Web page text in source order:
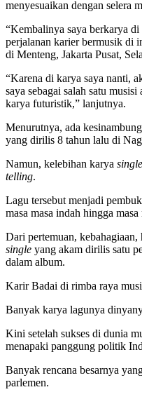
menyesuaikan dengan selera
“Kembalinya saya berkarya
perjalanan karier bermusik di
di Menteng, Jakarta Pusat,
“Karena di karya saya nanti,
saya sebagai salah satu
karya futuristik,” lanjutnya.
Menurutnya, ada
yang dirilis 8 tahun lalu di
Namun, kelebihan karya single
telling.
Lagu tersebut menjadi
masa masa indah hingga masa
Dari pertemuan,
single yang akam dirilis satu
dalam album.
Karir Badai di rimba raya
Banyak karya lagunya
Kini setelah sukses di dunia
menapaki panggung politik
Banyak rencana besarnya
parlemen.